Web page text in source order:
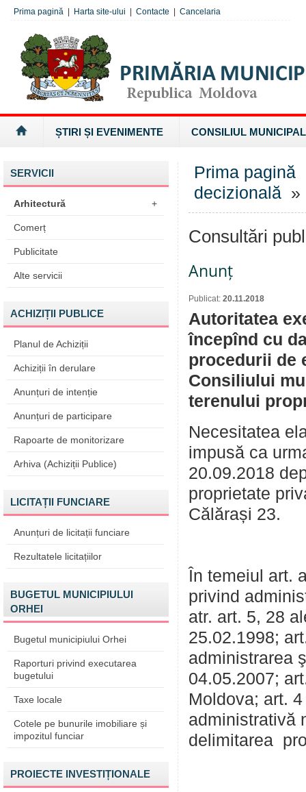
Prima pagină Harta site-ului Contacte Cancelaria
ȘTIRI ȘI EVENIMENTE CONSILIUL MUNICIPAL
SERVICII
Arhitectură +
Comerț
Publicitate
Alte servicii
ACHIZIȚII PUBLICE
Planul de Achiziții
Achiziții în derulare
Anunțuri de intenție
Anunțuri de participare
Rapoarte de monitorizare
Arhiva (Achiziții Publice)
LICITAȚII FUNCIARE
Anunțuri de licitații funciare
Rezultatele licitațiilor
BUGETUL MUNICIPIULUI
ORHEI
Bugetul municipiului Orhei
Raporturi privind executarea
bugetului
Taxe locale
Cotele pe bunurile imobiliare și
impozitul funciar
PROIECTE INVESTIȚIONALE
Prima pagină
decizională »
Consultări
Anunț
Publicat: 20.11.2018
Autoritatea
începînd cu
procedurii de
Consiliului
terenului
Necesitatea
impusă ca
20.09.2018
proprietate
Călărași 23.
În temeiul art.
privind
atr. art. 5, 28
25.02.1998;
administrarea
04.05.2007;
Moldova; art.
administrativă
delimitarea